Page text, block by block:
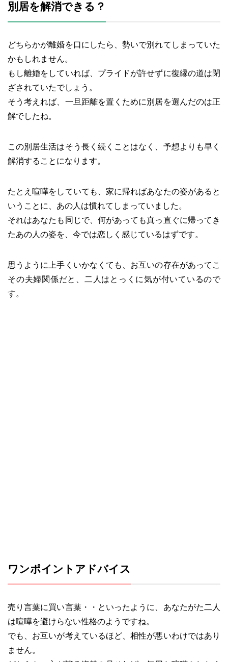
別居を解消できる？
どちらかが離婚を口にしたら、勢いで別れてしまっていた
かもしれません。
もし離婚をしていれば、プライドが許せずに復縁の道は閉
ざされていたでしょう。
そう考えれば、一旦距離を置くために別居を選んだのは正
解でしたね。
この別居生活はそう長く続くことはなく、予想よりも早く
解消することになります。
たとえ喧嘩をしていても、家に帰ればあなたの姿があると
いうことに、あの人は慣れてしまっていました。
それはあなたも同じで、何があっても真っ直ぐに帰ってき
たあの人の姿を、今では恋しく感じているはずです。
思うように上手くいかなくても、お互いの存在があってこ
その夫婦関係だと、二人はとっくに気が付いているので
す。
ワンポイントアドバイス
売り言葉に買い言葉・・といったように、あなたがた二人
は喧嘩を避けらない性格のようですね。
でも、お互いが考えているほど、相性が悪いわけではあり
ません。